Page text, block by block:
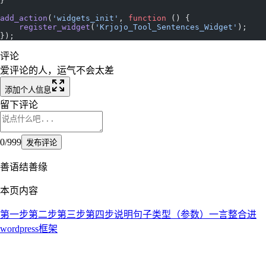
add_action ( 'widgets_init' , function () {
    register_widget
( 'Krjojo_Tool_Sentences_Widget' );
});
评论
爱评论的人，运气不会太差
添加个人信息
留下评论
0/999 发布评论
善语结善缘
本页内容
第一步第二步第三步第四步说明句子类型（参数）​ 一言整合进
wordpress框架